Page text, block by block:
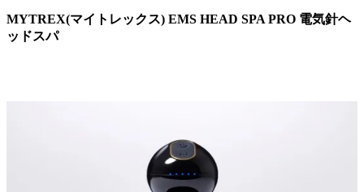
MYTREX(マイトレックス) EMS HEAD SPA PRO 電気針ヘ
ッドスパ